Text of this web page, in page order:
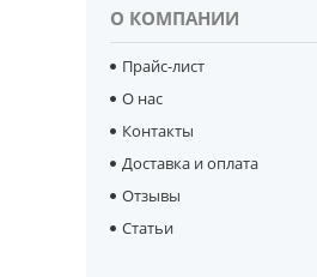
О КОМПАНИИ
Прайс-лист
О нас
Контакты
Доставка и оплата
Отзывы
Статьи